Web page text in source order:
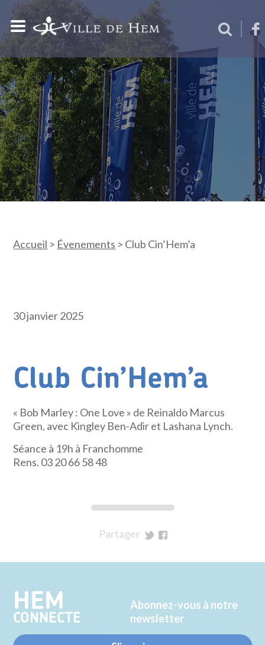
Accueil > Évenements > Club Cin’Hem’a
30 janvier 2025
Club Cin’Hem’a
« Bob Marley : One Love » de Reinaldo Marcus
Green, avec Kingley Ben-Adir et Lashana Lynch.
Séance à 19h à Franchomme
Rens. 03 20 66 58 48
Partager
Twitter
Facebook
HEM
CONNECTE
Abonnez-vous à notre
newsletter